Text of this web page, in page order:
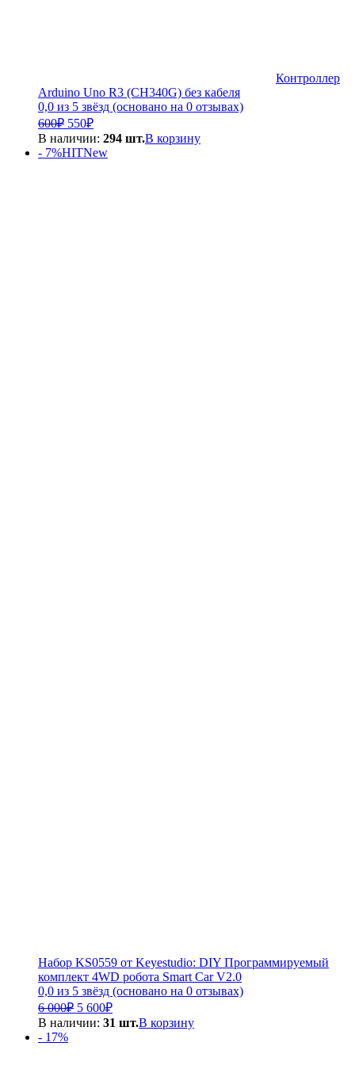
Контроллер
Arduino Uno R3 (CH340G) без кабеля
0,0 из 5 звёзд (основано на 0 отзывах)
600₽ Первоначальная
цена
составляла
550₽Текущая
цена:
550₽.
В наличии: 294 шт.В корзину
- 7%HITNew
Набор KS0559 от Keyestudio: DIY Программируемый
комплект 4WD робота Smart Car V2.0
0,0 из 5 звёзд (основано на 0 отзывах)
6 000₽ Первоначальная
цена
5 600₽Текущая
цена:
В наличии: 31 шт.В корзину
- 17%